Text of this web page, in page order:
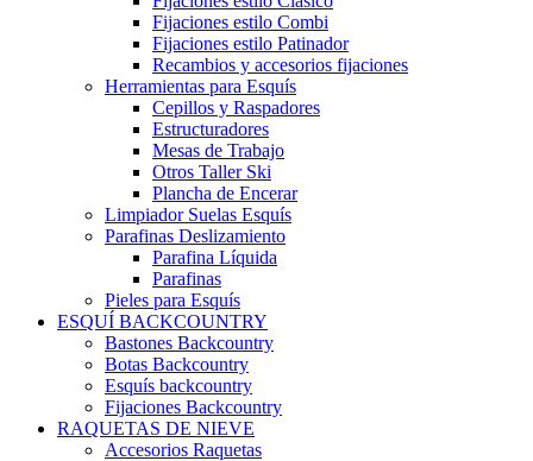
Fijaciones estilo Combi
Fijaciones estilo Patinador
Recambios y accesorios fijaciones
Herramientas para Esquís
Cepillos y Raspadores
Estructuradores
Mesas de Trabajo
Otros Taller Ski
Plancha de Encerar
Limpiador Suelas Esquís
Parafinas Deslizamiento
Parafina Líquida
Parafinas
Pieles para Esquís
ESQUÍ BACKCOUNTRY
Bastones Backcountry
Botas Backcountry
Esquís backcountry
Fijaciones Backcountry
RAQUETAS DE NIEVE
Accesorios Raquetas